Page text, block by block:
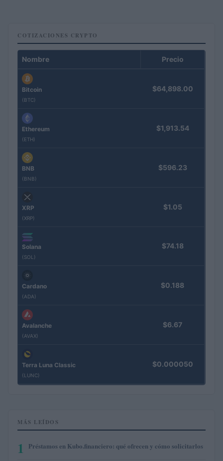
COTIZACIONES CRYPTO
Nombre Precio
Bitcoin
(BTC)
$64,898.00
Ethereum
(ETH)
$1,913.54
BNB
(BNB)
$596.23
XRP
(XRP)
$1.05
Solana
(SOL)
$74.18
Cardano
(ADA)
$0.188
Avalanche
(AVAX)
$6.67
Terra Luna Classic
(LUNC)
$0.000050
MÁS LEÍDOS
1 Préstamos en Kubo.financiero: qué ofrecen y cómo solicitarlos